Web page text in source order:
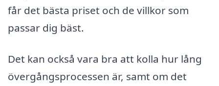
får det bästa priset och de villkor som
passar dig bäst.
Det kan också vara bra att kolla hur lång
övergångsprocessen är, samt om det